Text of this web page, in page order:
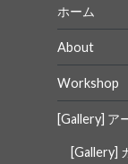
ホーム
About
Workshop
[Gallery] ア
[Gallery]